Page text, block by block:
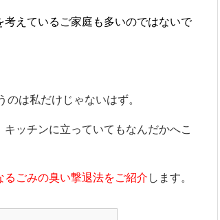
考えているご家庭も多いのではないで
は私だけじゃないはず。
キッチンに立っていてもなんだかへこ
るごみの臭い撃退法をご紹介 します。